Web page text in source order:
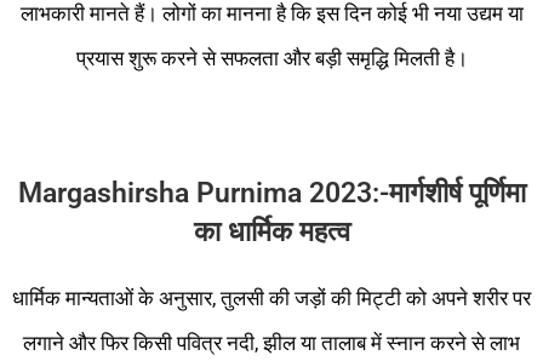
लाभकारी मानते हैं। लोगों का मानना ​​है कि इस दिन कोई भी नया उद्यम या
प्रयास शुरू करने से सफलता और बड़ी समृद्धि मिलती है।
Margashirsha Purnima 2023:-मार्गशीर्ष पूर्णिमा
का धार्मिक महत्व
धार्मिक मान्यताओं के अनुसार, तुलसी की जड़ों की मिट्टी को अपने शरीर पर
लगाने और फिर किसी पवित्र नदी, झील या तालाब में स्नान करने से लाभ